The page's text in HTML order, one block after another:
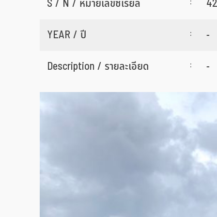
S / N / หมายเลขซีเรียล
YEAR / ปี
:
-
Description / รายละเอียด
: -